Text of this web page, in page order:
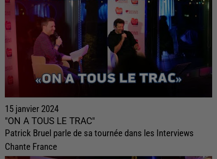
15 janvier 2024
"ON A TOUS LE TRAC"
Patrick Bruel parle de sa tournée dans les Interviews
Chante France